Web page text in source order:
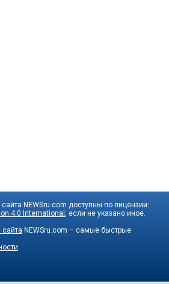
NEWSru.com доступны по лицензии:
4.0 International
, если не указано иное.
NEWSru.com – самые быстрые